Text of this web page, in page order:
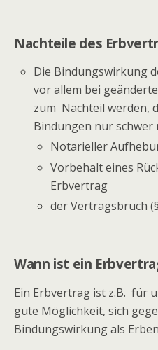
Nachteile des
Die Bindungswirkung
vor allem bei
zum Nachteil werden,
Bindungen nur schwer
Notarieller
Vorbehalt eines
Erbvertrag
der Vertragsbruch
Wann ist ein
Ein Erbvertrag ist z.B. für
gute Möglichkeit, sich
Bindungswirkung als